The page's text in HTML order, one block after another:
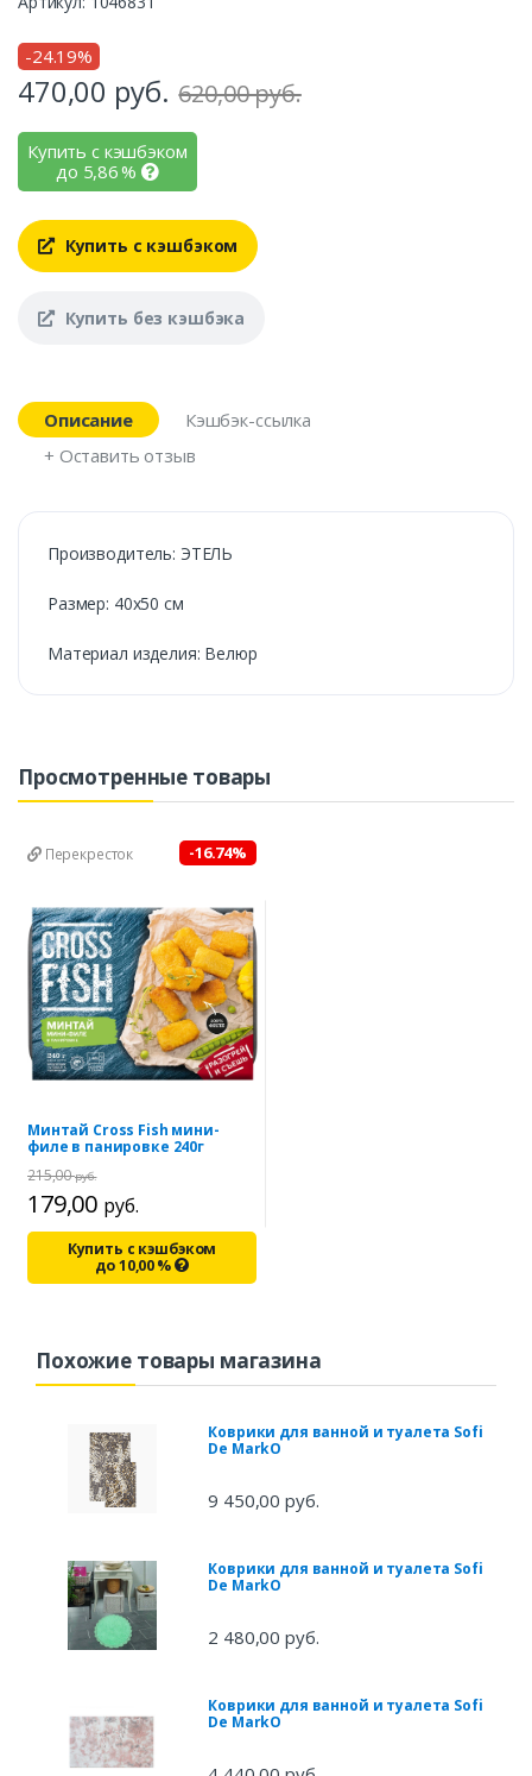
-24.19%
470,00 руб. 620,00 руб.
Купить с кэшбэком
до 5,86%
Купить с кэшбэком
Купить без кэшбэка
Описание
Кэшбэк-ссылка
+ Оставить отзыв
Производитель: ЭТЕЛЬ
Размер: 40х50 см
Материал изделия: Велюр
Просмотренные товары
Перекресток -16.74%
Минтай Cross Fish мини-
филе в панировке 240г
215,00руб.
179,00 руб.
Купить с кэшбэком
до10,00%
Похожие товары магазина
Коврики для ванной и туалета Sofi
De MarkO
9 450,00 руб.
Коврики для ванной и туалета Sofi
De MarkO
2 480,00 руб.
Коврики для ванной и туалета Sofi
De MarkO